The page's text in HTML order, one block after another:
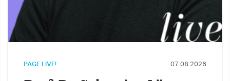
PAGE LIVE! 07.08.2026